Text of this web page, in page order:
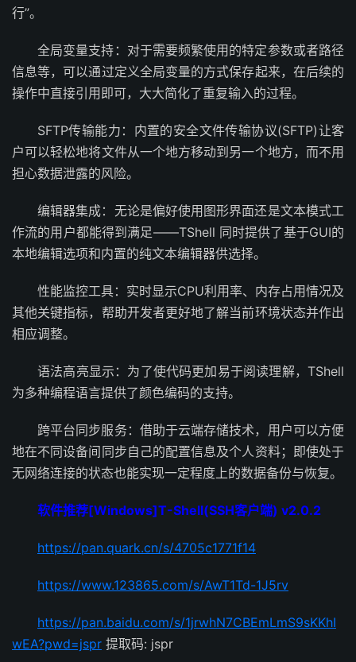
行”。
全局变量支持：对于需要频繁使用的特定参数或者路径
信息等，可以通过定义全局变量的方式保存起来，在后续的
操作中直接引用即可，大大简化了重复输入的过程。
SFTP传输能力：内置的安全文件传输协议(SFTP)让客
户可以轻松地将文件从一个地方移动到另一个地方，而不用
担心数据泄露的风险。
编辑器集成：无论是偏好使用图形界面还是文本模式工
作流的用户都能得到满足——TShell 同时提供了基于GUI的
本地编辑选项和内置的纯文本编辑器供选择。
性能监控工具：实时显示CPU利用率、内存占用情况及
其他关键指标，帮助开发者更好地了解当前环境状态并作出
相应调整。
语法高亮显示：为了使代码更加易于阅读理解，TShell
为多种编程语言提供了颜色编码的支持。
跨平台同步服务：借助于云端存储技术，用户可以方便
地在不同设备间同步自己的配置信息及个人资料；即使处于
无网络连接的状态也能实现一定程度上的数据备份与恢复。
软件推荐[Windows]T-Shell(SSH客户端) v2.0.2
https://pan.quark.cn/s/4705c1771f14
https://www.123865.com/s/AwT1Td-1J5rv
https://pan.baidu.com/s/1jrwhN7CBEmLmS9sKKhI
wEA?pwd=jspr 提取码: jspr